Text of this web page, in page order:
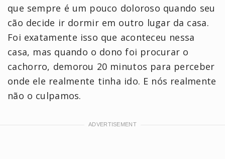
que sempre é um pouco doloroso quando seu
cão decide ir dormir em outro lugar da casa.
Foi exatamente isso que aconteceu nessa
casa, mas quando o dono foi procurar o
cachorro, demorou 20 minutos para perceber
onde ele realmente tinha ido. E nós realmente
não o culpamos.